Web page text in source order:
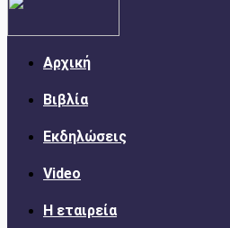
Αρχική
Βιβλία
Εκδηλώσεις
Video
Η εταιρεία